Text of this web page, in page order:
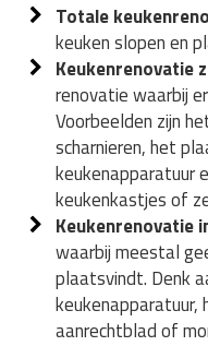
Totale
keuken slopen en
Keukenrenovatie
renovatie waarbij
Voorbeelden zijn
scharnieren, het
keukenapparatuur
keukenkastjes of
Keukenrenovatie
waarbij meestal
plaatsvindt. Denk
keukenapparatuur,
aanrechtblad of